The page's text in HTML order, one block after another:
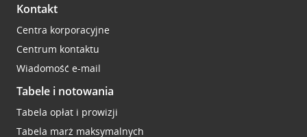
Kontakt
Centra korporacyjne
Centrum kontaktu
Wiadomość e-mail
Tabele i notowania
Tabela opłat i prowizji
Tabela marż maksymalnych